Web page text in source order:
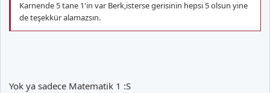
Karnende 5 tane 1'in var Berk,isterse gerisinin hepsi 5 olsun yine
de teşekkür alamazsın.
Yok ya sadece Matematik 1 :S